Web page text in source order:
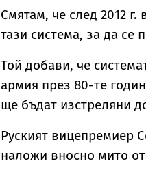
Смятам, че след 2012
тази система, за да се
Той добави, че
армия през 80-те
ще бъдат изстреляни
Руският вицепремиер
наложи вносно мито от